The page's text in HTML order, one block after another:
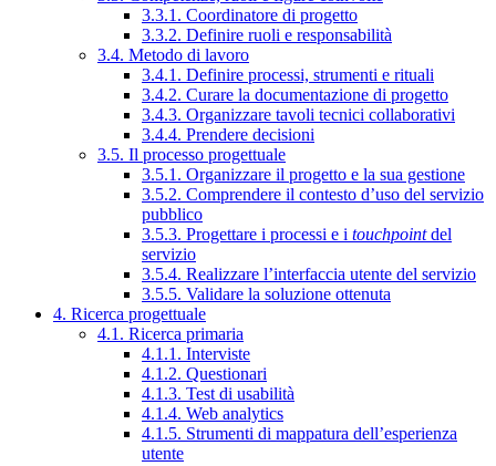
3.3.1. Coordinatore di progetto
3.3.2. Definire ruoli e responsabilità
3.4. Metodo di lavoro
3.4.1. Definire processi, strumenti e rituali
3.4.2. Curare la documentazione di progetto
3.4.3. Organizzare tavoli tecnici collaborativi
3.4.4. Prendere decisioni
3.5. Il processo progettuale
3.5.1. Organizzare il progetto e la sua gestione
3.5.2. Comprendere il contesto d’uso del servizio
pubblico
3.5.3. Progettare i processi e i touchpointdel
servizio
3.5.4. Realizzare l’interfaccia utente del servizio
3.5.5. Validare la soluzione ottenuta
4. Ricerca progettuale
4.1. Ricerca primaria
4.1.1. Interviste
4.1.2. Questionari
4.1.3. Test di usabilità
4.1.4. Web analytics
4.1.5. Strumenti di mappatura dell’esperienza
utente